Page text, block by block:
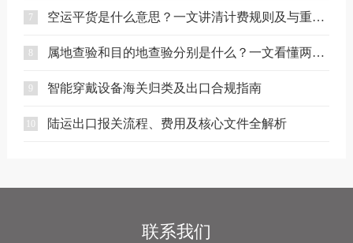
7 空运平货是什么意思？一文讲清计费规则及与重货、泡货的区别
8 属地查验和目的地查验分别是什么？一文看懂两者区别
9 智能穿戴设备海关归类及出口合规指南
10 陆运出口报关流程、费用及核心文件全解析
联系我们